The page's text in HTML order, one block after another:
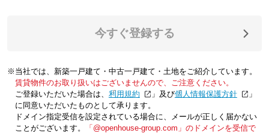
今すぐ登録する
※当社では、新築一戸建て・中古一戸建て・土地をご紹介しています。
賃貸物件のお取り扱いはございませんので、ご注意ください。
ご登録いただいた場合は、「利用規約 」及び「個人情報保護方針
」
に同意いただいたものとして承ります。
ドメイン指定受信を設定されている場合に、メールが正しく届かない
ことがございます。
「@openhouse-group.com」のドメインを受信で